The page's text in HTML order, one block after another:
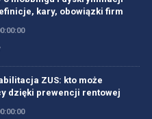
kary, obowiązki firm
ZUS: kto może
dzięki prewencji rentowej